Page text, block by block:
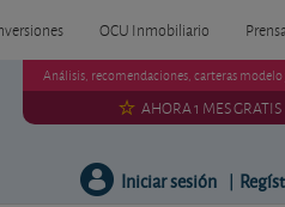
OCU Inmobiliario
Análisis, recomendaciones, carteras
AHORA 1 MES GRATIS
Iniciar sesión |